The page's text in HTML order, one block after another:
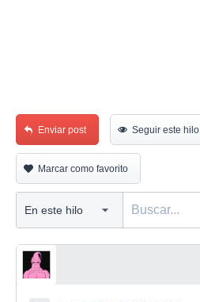
Enviar post Seguir este hilo
Marcar como favorito